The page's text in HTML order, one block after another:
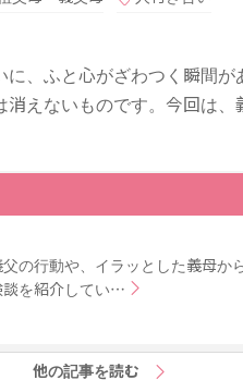
、ふと心がざわつく瞬間
消えないものです。今回は
の行動や、イラッとした義母か
談を紹介してい…
他の記事を読む